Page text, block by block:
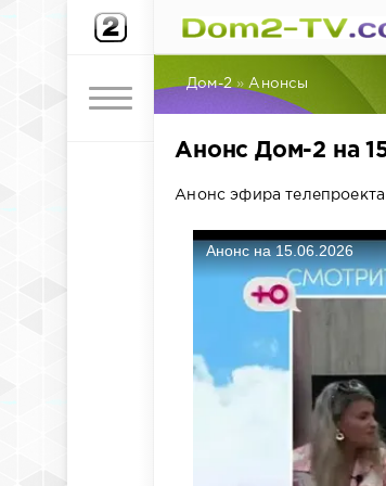
Дом-2 » Анонсы
Анонс Дом-2 на
Анонс эфира